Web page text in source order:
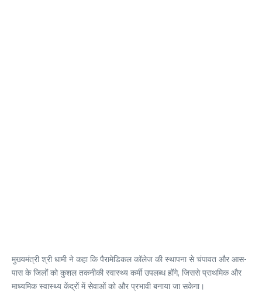
मुख्यमंत्री श्री धामी ने कहा कि पैरामेडिकल कॉलेज की स्थापना से चंपावत और आस-
पास के जिलों को कुशल तकनीकी स्वास्थ्य कर्मी उपलब्ध होंगे, जिससे प्राथमिक और
माध्यमिक स्वास्थ्य केंद्रों में सेवाओं को और प्रभावी बनाया जा सकेगा।